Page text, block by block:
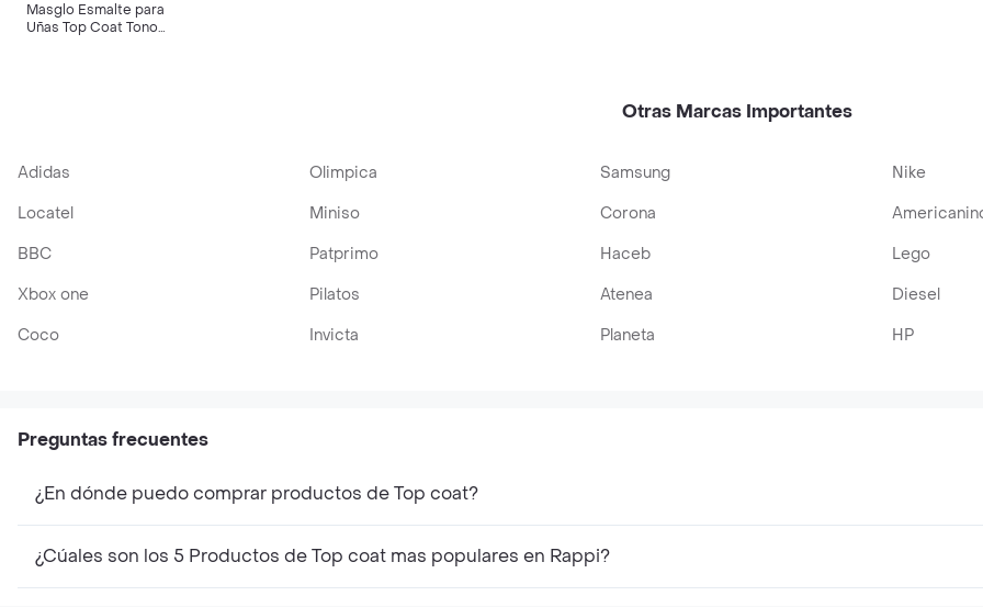
Masglo Esmalte para
Uñas Top Coat Tono
Otras Marcas Importantes
Adidas Olimpica Samsung Nike
Locatel
Miniso Corona
BBC
Patprimo Haceb Lego
Xbox one
Pilatos Atenea Diesel
Coco
Invicta Planeta HP
Preguntas frecuentes
¿En dónde puedo comprar productos de Top coat?
¿Cúales son los 5 Productos de Top coat mas populares en Rappi?